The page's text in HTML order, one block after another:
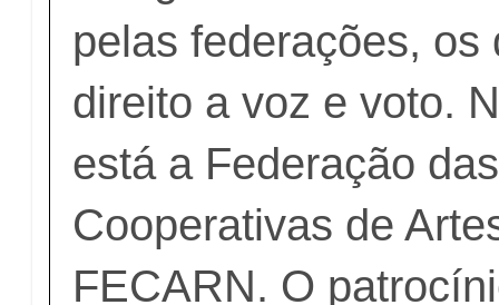
pelas federações, os
direito a voz e voto.
está a Federação
Cooperativas de
FECARN. O